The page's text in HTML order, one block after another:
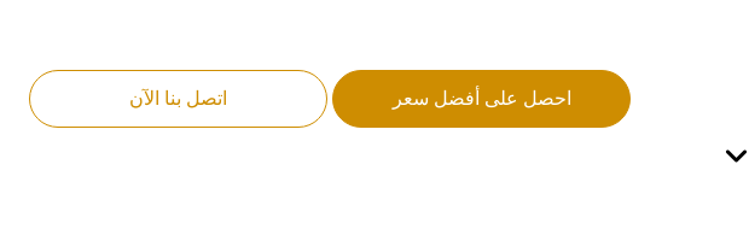
احصل على أفضل سعر اتصل بنا الآن